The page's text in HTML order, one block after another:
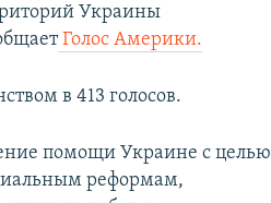
Украины
Голос Америки.
в 413 голосов.
помощи Украине с целью
реформам,